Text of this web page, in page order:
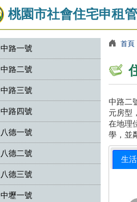
桃園市社會住宅申租
中路一號
中路二號
中路三號
中路四號
八德一號
八德二號
八德三號
中壢一號
首頁
中路二
元房型
在地理
學，並
生